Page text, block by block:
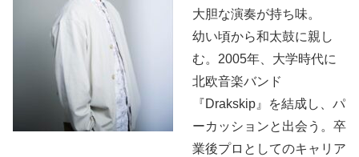
大胆な演奏が持ち味。
幼い頃から和太鼓に親し
む。2005年、大学時代に
北欧音楽バンド
『Drakskip』を結成し、パ
ーカッションと出会う。卒
業後プロとしてのキャリア